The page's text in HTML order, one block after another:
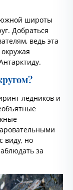
южной широты
Добраться
ведь эта
ледников и
виду, но
за